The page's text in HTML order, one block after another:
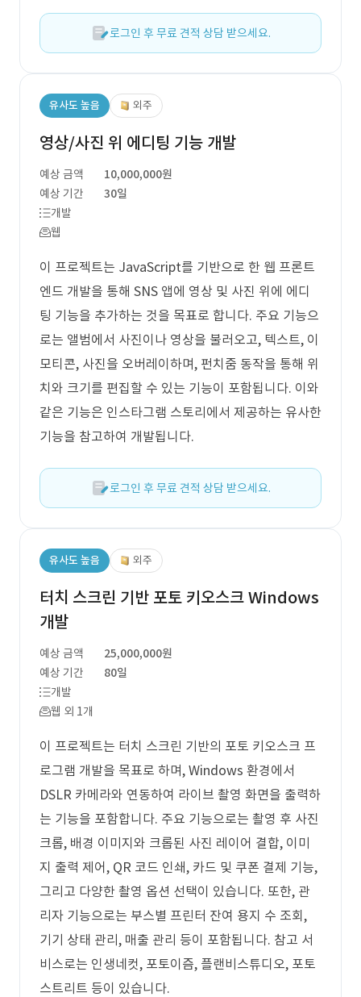
로그인 후 무료 견적 상담 받으세요.
유사도 높음 외주
영상/사진 위 에디팅 기능 개발
예상 금액
10,000,000원
예상 기간
30일
개발
웹
이 프로젝트는 JavaScript를 기반으로 한 웹 프론트
엔드 개발을 통해 SNS 앱에 영상 및 사진 위에 에디
팅 기능을 추가하는 것을 목표로 합니다. 주요 기능으
로는 앨범에서 사진이나 영상을 불러오고, 텍스트, 이
모티콘, 사진을 오버레이하며, 펀치줌 동작을 통해 위
치와 크기를 편집할 수 있는 기능이 포함됩니다. 이와
같은 기능은 인스타그램 스토리에서 제공하는 유사한
기능을 참고하여 개발됩니다.
로그인 후 무료 견적 상담 받으세요.
유사도 높음 외주
터치 스크린 기반 포토 키오스크 Windows
개발
예상 금액
25,000,000원
예상 기간
80일
개발
웹 외 1개
이 프로젝트는 터치 스크린 기반의 포토 키오스크 프
로그램 개발을 목표로 하며, Windows 환경에서
DSLR 카메라와 연동하여 라이브 촬영 화면을 출력하
는 기능을 포함합니다. 주요 기능으로는 촬영 후 사진
크롭, 배경 이미지와 크롭된 사진 레이어 결합, 이미
지 출력 제어, QR 코드 인쇄, 카드 및 쿠폰 결제 기능,
그리고 다양한 촬영 옵션 선택이 있습니다. 또한, 관
리자 기능으로는 부스별 프린터 잔여 용지 수 조회,
기기 상태 관리, 매출 관리 등이 포함됩니다. 참고 서
비스로는 인생네컷, 포토이즘, 플랜비스튜디오, 포토
스트리트 등이 있습니다.